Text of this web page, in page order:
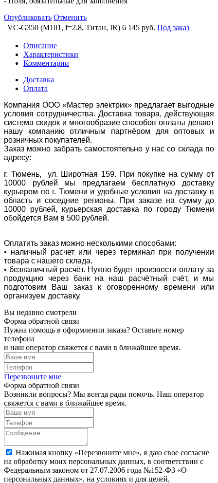
Опубликовать Отменить
VC-G350 (M101, f=2.8, Титан, IR) 6 145 руб. Под заказ
Описание
Характеристики
Комментарии
Доставка
Оплата
Компания ООО «Мастер электрик» предлагает выгодные
условия сотрудничества. Доставка товара, действующая
система скидок и многообразие способов оплаты делают
нашу компанию отличным партнёром для оптовых и
розничных покупателей.
Заказ можно забрать самостоятельно у нас со склада по
адресу:
г. Тюмень, ул. Широтная 159. При покупке на сумму от
10000 рублей мы предлагаем бесплатную доставку
курьером по г. Тюмени и удобные условия на доставку в
область и соседние регионы. При заказе на сумму до
10000 рублей, курьерская доставка по городу Тюмени
обойдется Вам в 500 рублей.
Оплатить заказ можно несколькими способами:
• наличный расчет или через терминал при получении
товара с нашего склада.
• безналичный расчёт. Нужно будет произвести оплату за
продукцию через банк на наш расчётный счёт, и мы
подготовим Ваш заказ к оговоренному времени или
организуем доставку.
Вы недавно смотрели
Форма обратной связи
Нужна помощь в оформлении заказа? Оставьте номер
телефона
и наш оператор свяжется с вами в ближайшее время.
Перезвоните мне
Форма обратной связи
Возникли вопросы? Мы всегда рады помочь. Наш оператор
свяжется с вами в ближайшее время.
Нажимая кнопку «Перезвоните мне», я даю свое согласие
на обработку моих персональных данных, в соответствии с
Федеральным законом от 27.07.2006 года №152-ФЗ «О
персональных данных», на условиях и для целей,